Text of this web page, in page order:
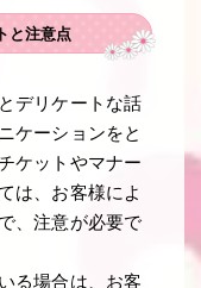
と注意点
デリケートな話
ケーションをと
ケットやマナー
は、お客様によ
、注意が必要で
る場合は、お客